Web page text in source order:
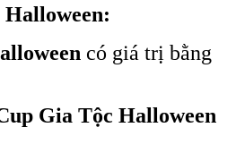
có giá trị bằng
Gia Tộc Halloween